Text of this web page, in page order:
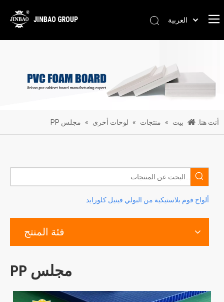
العربية
简体中文
أنت هنا: بيت » منتجات » لوحات أخرى » مجلس PP
ألواح فوم بلاستيكية من البولي فينيل كلورايد
فئة المنتج
مجلس PP